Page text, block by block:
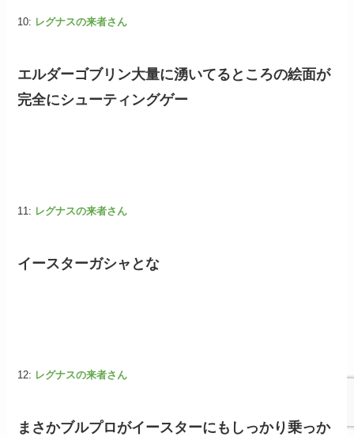
10: レグナスの来者さん
エルダーゴブリン大量に湧いてるところの絵面が
完全にシューティングゲー
11: レグナスの来者さん
イースターガシャとな
12: レグナスの来者さん
まさかブルプロがイースターにもしっかり乗っか